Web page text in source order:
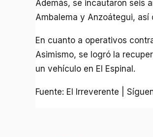
Además, se incautaron seis
Ambalema y Anzoátegui, así
En cuanto a operativos
Asimismo, se logró la
un vehículo en El Espinal.
Fuente: El Irreverente |